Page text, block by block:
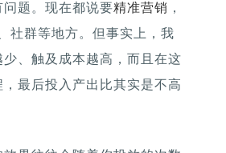
题。现在都说要精准营销 ，
社群等地方。但事实上，我
、触及成本越高，而且在这
最后投入产出比其实是不高